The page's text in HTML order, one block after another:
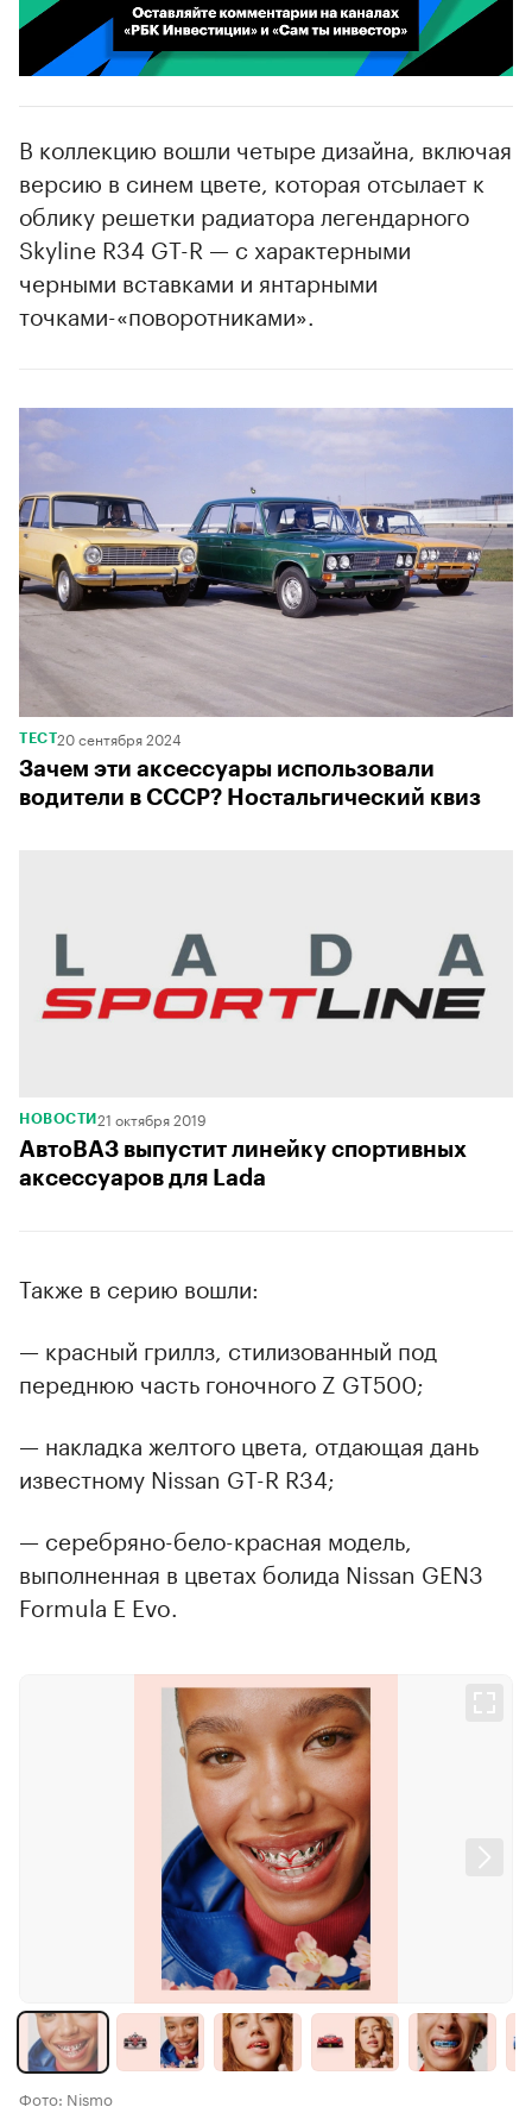
В коллекцию вошли четыре дизайна, включая
версию в синем цвете, которая отсылает к
облику решетки радиатора легендарного
Skyline R34 GT-R — с характерными
черными вставками и янтарными
точками-«поворотниками».
ТЕСТ20 сентября 2024
Зачем эти аксессуары использовали
водители в СССР? Ностальгический квиз
НОВОСТИ 21 октября 2019
АвтоВАЗ выпустит линейку спортивных
аксессуаров для Lada
Также в серию вошли:
— красный гриллз, стилизованный под
переднюю часть гоночного Z GT500;
— накладка желтого цвета, отдающая дань
известному Nissan GT-R R34;
— серебряно-бело-красная модель,
выполненная в цветах болида Nissan GEN3
Formula E Evo.
Фото: Nismo